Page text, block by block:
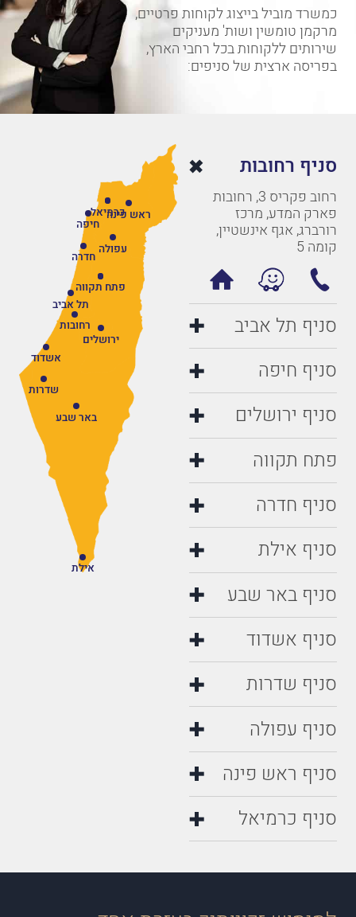
כמשרד מוביל בייצוג לקוחות פרטיים,
מרקמן טומשין ושות' מעניקים
שירותים ללקוחות בכל רחבי הארץ,
בפריסה ארצית של סניפים:
סניף רחובות
רחוב פקריס 3, רחובות
פארק המדע, מרכז
רורברג, אגף אינשטיין,
קומה 5
סניף תל אביב
סניף חיפה
סניף ירושלים
פתח תקווה
סניף חדרה
סניף אילת
סניף באר שבע
סניף אשדוד
סניף שדרות
סניף עפולה
סניף ראש פינה
סניף כרמיאל
רחובות
תל אביב
חיפה
ירושלים
פתח תקווה
חדרה
אילת
באר שבע
אשדוד
שדרות
עפולה
ראש פינהכרמיאל